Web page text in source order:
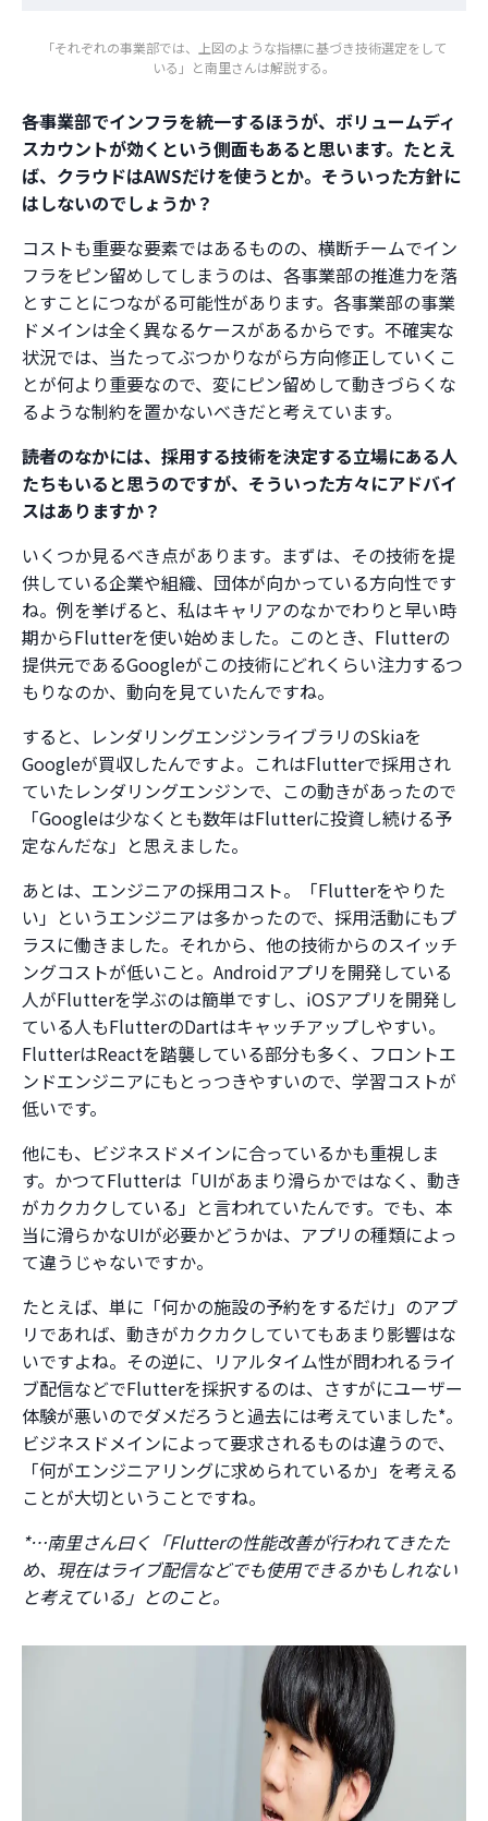
「それぞれの事業部では、上図のような指標に基づき技術選定をして
いる」と南里さんは解説する。
――各事業部でインフラを統一するほうが、ボリュームディ
スカウントが効くという側面もあると思います。たとえ
ば、クラウドはAWSだけを使うとか。そういった方針に
はしないのでしょうか？
コストも重要な要素ではあるものの、横断チームでイン
フラをピン留めしてしまうのは、各事業部の推進力を落
とすことにつながる可能性があります。各事業部の事業
ドメインは全く異なるケースがあるからです。不確実な
状況では、当たってぶつかりながら方向修正していくこ
とが何より重要なので、変にピン留めして動きづらくな
るような制約を置かないべきだと考えています。
――読者のなかには、採用する技術を決定する立場にある人
たちもいると思うのですが、そういった方々にアドバイ
スはありますか？
いくつか見るべき点があります。まずは、その技術を提
供している企業や組織、団体が向かっている方向性です
ね。例を挙げると、私はキャリアのなかでわりと早い時
期からFlutterを使い始めました。このとき、Flutterの
提供元であるGoogleがこの技術にどれくらい注力するつ
もりなのか、動向を見ていたんですね。
すると、レンダリングエンジンライブラリのSkiaを
Googleが買収したんですよ。これはFlutterで採用され
ていたレンダリングエンジンで、この動きがあったので
「Googleは少なくとも数年はFlutterに投資し続ける予
定なんだな」と思えました。
あとは、エンジニアの採用コスト。「Flutterをやりた
い」というエンジニアは多かったので、採用活動にもプ
ラスに働きました。それから、他の技術からのスイッチ
ングコストが低いこと。Androidアプリを開発している
人がFlutterを学ぶのは簡単ですし、iOSアプリを開発し
ている人もFlutterのDartはキャッチアップしやすい。
FlutterはReactを踏襲している部分も多く、フロントエ
ンドエンジニアにもとっつきやすいので、学習コストが
低いです。
他にも、ビジネスドメインに合っているかも重視しま
す。かつてFlutterは「UIがあまり滑らかではなく、動き
がカクカクしている」と言われていたんです。でも、本
当に滑らかなUIが必要かどうかは、アプリの種類によっ
て違うじゃないですか。
たとえば、単に「何かの施設の予約をするだけ」のアプ
リであれば、動きがカクカクしていてもあまり影響はな
いですよね。その逆に、リアルタイム性が問われるライ
ブ配信などでFlutterを採択するのは、さすがにユーザー
体験が悪いのでダメだろうと過去には考えていました*。
ビジネスドメインによって要求されるものは違うので、
「何がエンジニアリングに求められているか」を考える
ことが大切ということですね。
*…南里さん曰く「Flutterの性能改善が行われてきたた
め、現在はライブ配信などでも使用できるかもしれない
と考えている」とのこと。